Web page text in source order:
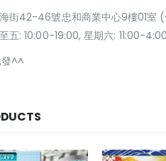
街42-46號忠和商業中心9樓01室
五: 10:00-19:00, 星期六: 11:00-
發^^